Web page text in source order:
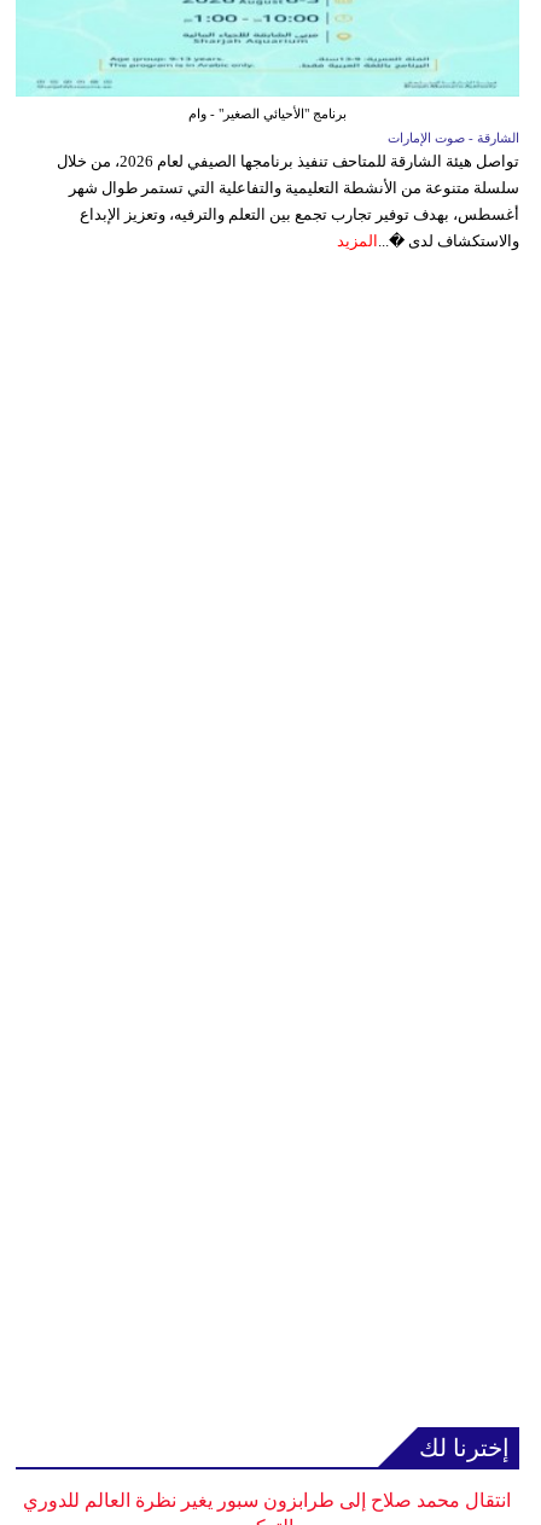
برنامج "الأحيائي الصغير" - وام
الشارقة - صوت الإمارات
تواصل هيئة الشارقة للمتاحف تنفيذ برنامجها الصيفي لعام 2026، من خلال
سلسلة متنوعة من الأنشطة التعليمية والتفاعلية التي تستمر طوال شهر
أغسطس، بهدف توفير تجارب تجمع بين التعلم والترفيه، وتعزيز الإبداع
والاستكشاف لدى �... المزيد
إخترنا لك
انتقال محمد صلاح إلى طرابزون سبور يغير نظرة العالم للدوري